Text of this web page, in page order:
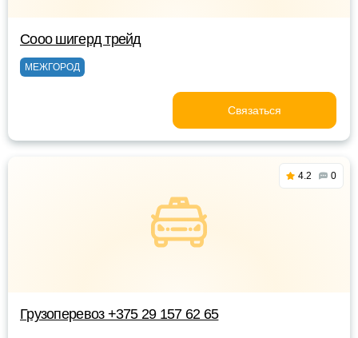
Сооо шигерд трейд
МЕЖГОРОД
Связаться
4.2 0
Грузоперевоз +375 29 157 62 65